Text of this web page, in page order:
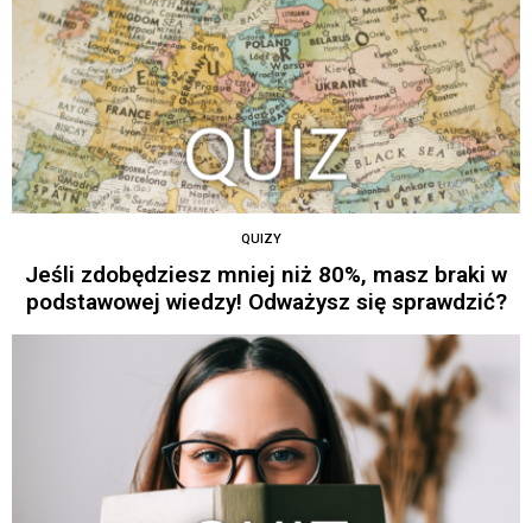
QUIZY
Jeśli zdobędziesz mniej niż 80%, masz braki w
podstawowej wiedzy! Odważysz się sprawdzić?